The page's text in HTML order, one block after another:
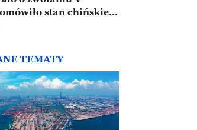
stan chińskiej
TEMATY